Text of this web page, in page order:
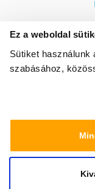
Ez a weboldal
Sütiket használunk
szabásához,
média-, hirdető-
amelyeket Ön
használt más